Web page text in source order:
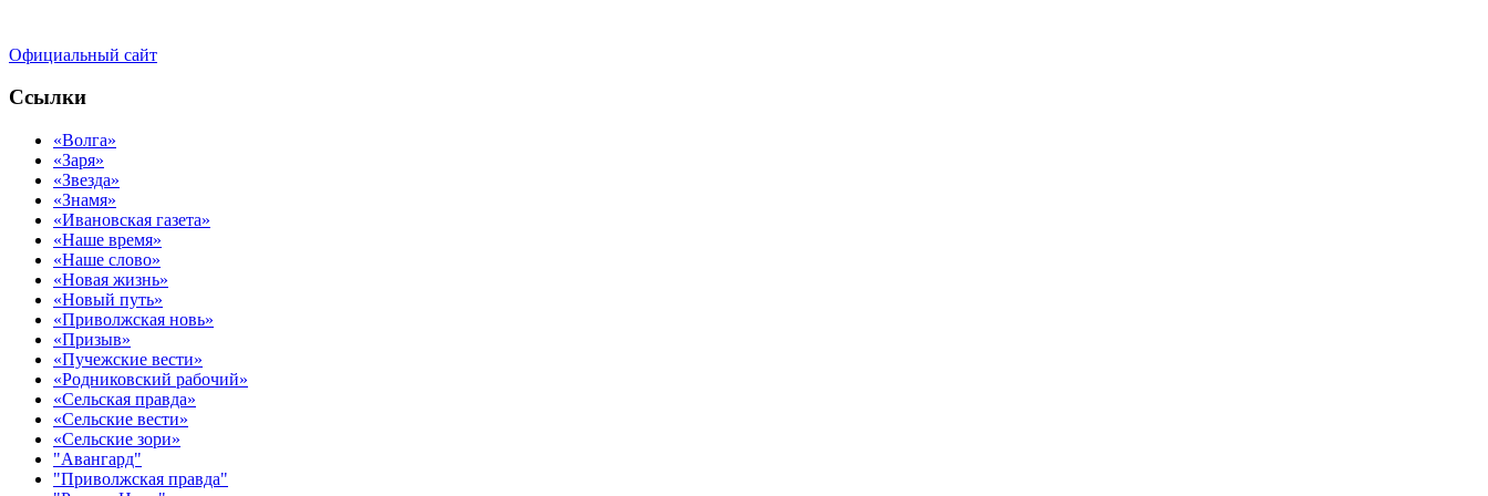
Официальный сайт
Ссылки
«Волга»
«Заря»
«Звезда»
«Знамя»
«Ивановская газета»
«Наше время»
«Наше слово»
«Новая жизнь»
«Новый путь»
«Приволжская новь»
«Призыв»
«Пучежские вести»
«Родниковский рабочий»
«Сельская правда»
«Сельские вести»
«Сельские зори»
"Авангард"
"Приволжская правда"